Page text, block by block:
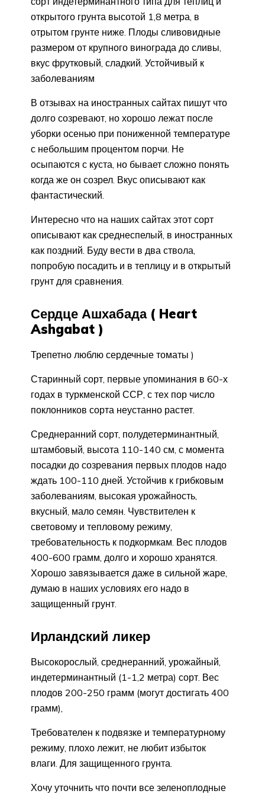
открытого грунта высотой 1,8 метра, в
отрытом грунте ниже. Плоды сливовидные
размером от крупного винограда до сливы,
вкус фрутковый, сладкий. Устойчивый к
заболеваниям
В отзывах на иностранных сайтах пишут что
долго созревают, но хорошо лежат после
уборки осенью при пониженной температуре
с небольшим процентом порчи. Не
осыпаются с куста, но бывает сложно понять
когда же он созрел. Вкус описывают как
фантастический.
Интересно что на наших сайтах этот сорт
описывают как среднеспелый, в иностранных
как поздний. Буду вести в два ствола,
попробую посадить и в теплицу и в открытый
грунт для сравнения.
Сердце Ашхабада ( Heart
Ashgabat )
Трепетно люблю сердечные томаты )
Старинный сорт, первые упоминания в 60-х
годах в туркменской ССР, с тех пор число
поклонников сорта неустанно растет.
Среднеранний сорт, полудетерминантный,
штамбовый, высота 110-140 см, с момента
посадки до созревания первых плодов надо
ждать 100-110 дней. Устойчив к грибковым
заболеваниям, высокая урожайность,
вкусный, мало семян. Чувствителен к
световому и тепловому режиму,
требовательность к подкормкам. Вес плодов
400-600 грамм, долго и хорошо хранятся.
Хорошо завязывается даже в сильной жаре,
думаю в наших условиях его надо в
защищенный грунт.
Ирландский ликер
Высокорослый, среднеранний, урожайный,
индетерминантный (1-1,2 метра) сорт. Вес
плодов 200-250 грамм (могут достигать 400
грамм),
Требователен к подвязке и температурному
режиму, плохо лежит, не любит избыток
влаги. Для защищенного грунта.
Хочу уточнить что почти все зеленоплодные